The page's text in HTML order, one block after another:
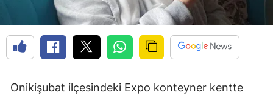
Onikişubat ilçesindeki Expo konteyner kentte